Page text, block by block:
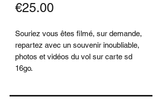
€25.00
Souriez vous êtes filmé, sur demande,
repartez avec un souvenir inoubliable,
photos et vidéos du vol sur carte sd
16go.